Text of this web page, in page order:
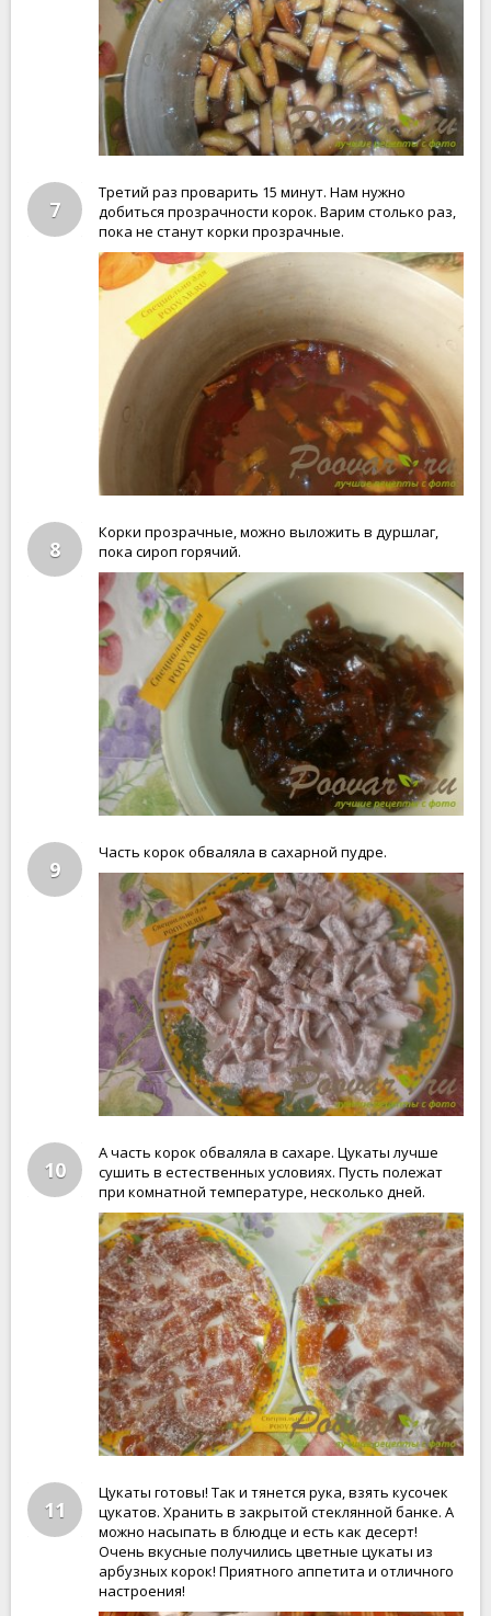
7
Третий раз проварить 15 минут. Нам нужно
добиться прозрачности корок. Варим столько раз,
пока не станут корки прозрачные.
8
Корки прозрачные, можно выложить в дуршлаг,
пока сироп горячий.
9
Часть корок обваляла в сахарной пудре.
10
А часть корок обваляла в сахаре. Цукаты лучше
сушить в естественных условиях. Пусть полежат
при комнатной температуре, несколько дней.
11
Цукаты готовы! Так и тянется рука, взять кусочек
цукатов. Хранить в закрытой стеклянной банке. А
можно насыпать в блюдце и есть как десерт!
Очень вкусные получились цветные цукаты из
арбузных корок! Приятного аппетита и отличного
настроения!